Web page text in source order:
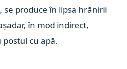
produce în lipsa hrănirii
în mod indirect,
cu apă.